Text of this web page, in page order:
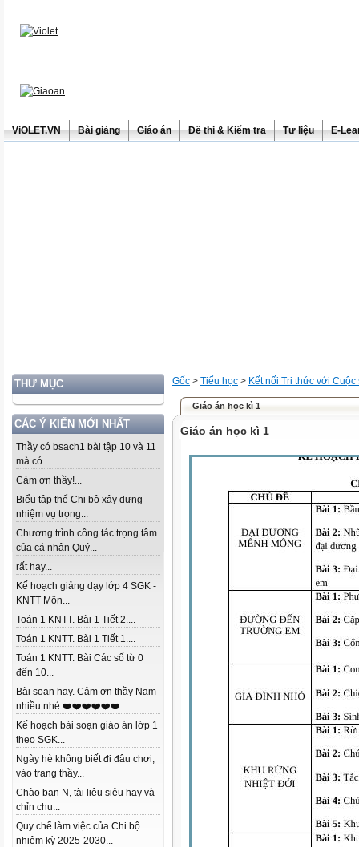
ViOLET.VN Bài giảng Giáo án Đề thi & Kiểm tra Tư liệu E-
THƯ MỤC
CÁC Ý KIẾN MỚI NHẤT
Thầy có bsach1 bài tập 10 và 11
mà có...
Cảm ơn thầy!...
Biểu tập thể Chi bộ xây dựng
nhiệm vụ trọng...
Chương trình công tác trọng tâm
của cá nhân Quý...
rất hay...
Kế hoạch giảng dạy lớp 4 SGK -
KNTT Môn...
Toán 1 KNTT. Bài 1 Tiết 2....
Toán 1 KNTT. Bài 1 Tiết 1....
Toán 1 KNTT. Bài Các số từ 0
đến 10...
Bài soạn hay. Cảm ơn thầy Nam
nhiều nhé ❤️❤️❤️❤️❤️❤️...
Kế hoạch bài soạn giáo án lớp 1
theo SGK...
Ngày hè không biết đi đâu chơi,
vào trang thầy...
Chào bạn N, tài liệu siêu hay và
chỉn chu...
Quy chế làm việc của Chi bộ
nhiệm kỳ 2025-2030...
Gốc > Tiểu học > Kết nối Tri thức với Cuộc
Giáo án học kì 1
Giáo án học kì 1